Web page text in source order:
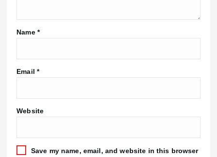
Name *
Email *
Website
Save my name, email, and website in this browser